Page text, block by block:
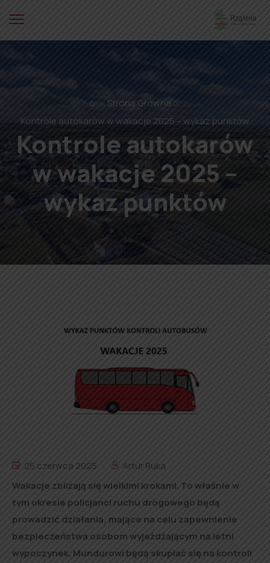
⌂
Strona Główna
Kontrole autokarów w wakacje 2025 – wykaz punktów
Kontrole autokarów
w wakacje 2025 –
wykaz punktów
25 czerwca 2025
Artur Ruka
Wakacje zbliżają się wielkimi krokami. To właśnie w
tym okresie policjanci ruchu drogowego będą
prowadzić działania, mające na celu zapewnienie
bezpieczeństwa osobom wyjeżdżającym na letni
wypoczynek. Mundurowi będą skupiać się na kontroli